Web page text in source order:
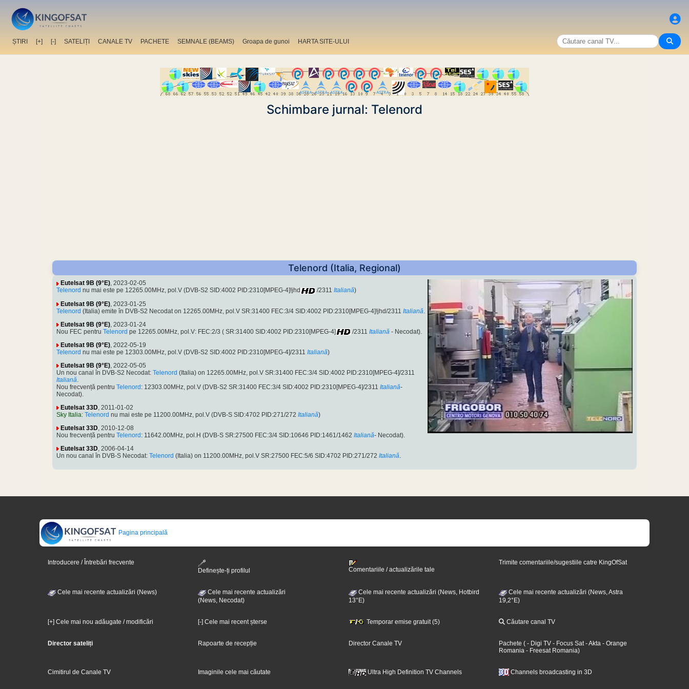
ȘTIRI [+] [-] SATELIȚI CANALE TV PACHETE SEMNALE (BEAMS) Groapa de gunoi HARTA SITE-ULUI
Schimbare jurnal: Telenord
Telenord (Italia, Regional)
Eutelsat 9B (9°E), 2023-02-05
Telenord nu mai este pe 12265.00MHz, pol.V (DVB-S2 SID:4002 PID:2310[MPEG-4]!jhd /2311 Italiană)
Eutelsat 9B (9°E) , 2023-01-25
Telenord (Italia) emite în DVB-S2 Necodat on 12265.00MHz, pol.V SR:31400 FEC:3/4 SID:4002 PID:2310[MPEG-4]!jhd/2311 Italiană
Eutelsat 9B (9°E) , 2023-01-24
Nou FEC pentru Telenord pe 12265.00MHz, pol.V: FEC:2/3 ( SR:31400 SID:4002 PID:2310[MPEG-4] /2311 Italiană - Necodat).
Eutelsat 9B (9°E), 2022-05-19
Telenord nu mai este pe 12303.00MHz, pol.V (DVB-S2 SID:4002 PID:2310[MPEG-4]/2311 Italiană)
Eutelsat 9B (9°E), 2022-05-05
Un nou canal în DVB-S2 Necodat: Telenord (Italia) on 12265.00MHz, pol.V SR:31400 FEC:3/4 SID:4002 PID:2310[MPEG-4]/2311
Italiană.
Nou frecvență pentru Telenord : 12303.00MHz, pol.V (DVB-S2 SR:31400 FEC:3/4 SID:4002 PID:2310[MPEG-4]/2311 Italiană-
Necodat).
Eutelsat 33D, 2011-01-02
Sky Italia: Telenord nu mai este pe 11200.00MHz, pol.V (DVB-S SID:4702 PID:271/272 Italiană)
Eutelsat 33D, 2010-12-08
Nou frecvență pentru Telenord : 11642.00MHz, pol.H (DVB-S SR:27500 FEC:3/4 SID:10646 PID:1461/1462 Italiană- Necodat).
Eutelsat 33D, 2006-04-14
Un nou canal în DVB-S Necodat: Telenord (Italia) on 11200.00MHz, pol.V SR:27500 FEC:5/6 SID:4702 PID:271/272 Italiană.
Pagina principală
Introducere / Întrebări frecvente
Definește-ți profilul
Comentariile / actualizările tale
Trimite comentariile/sugestiile catre KingOfSat
Cele mai recente actualizări (News)
Cele mai recente actualizări
(News, Necodat)
Cele mai recente actualizări (News, Hotbird
13°E)
Cele mai recente actualizări (News, Astra
19,2°E)
[+] Cele mai nou adăugate / modificări [-] Cele mai recent șterse Temporar emise gratuit (5) Căutare canal TV
Director sateliți Rapoarte de recepție Director Canale TV Pachete (- Digi TV - Focus Sat - Akta - Orange
Romania - Freesat Romania)
Cimitirul de Canale TV Imaginile cele mai căutate Ultra High Definition TV Channels Channels broadcasting in 3D